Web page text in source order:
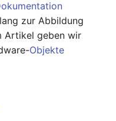
Modell
Monitor
Systemdienst
Telefon
zur Abbildung
Artikel geben wir
Objekte